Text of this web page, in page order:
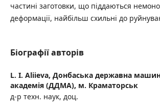
частині заготовки, що піддаються
деформації, найбільш схильні до
Біографії авторів
L. I. Aliieva, Донбаська державна
академія (ДДМА), м. Краматорськ
д-р техн. наук, доц.